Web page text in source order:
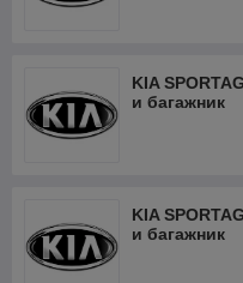
KIA
и багажник
KIA
и багажник